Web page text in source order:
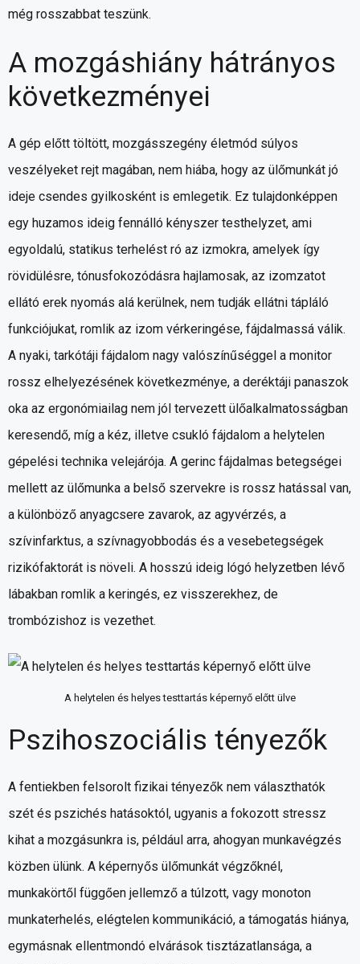
még rosszabbat teszünk.
A mozgáshiány hátrányos
következményei
A gép előtt töltött, mozgásszegény életmód súlyos
veszélyeket rejt magában, nem hiába, hogy az ülőmunkát jó
ideje csendes gyilkosként is emlegetik. Ez tulajdonképpen
egy huzamos ideig fennálló kényszer testhelyzet, ami
egyoldalú, statikus terhelést ró az izmokra, amelyek így
rövidülésre, tónusfokozódásra hajlamosak, az izomzatot
ellátó erek nyomás alá kerülnek, nem tudják ellátni tápláló
funkciójukat, romlik az izom vérkeringése, fájdalmassá válik.
A nyaki, tarkótáji fájdalom nagy valószínűséggel a monitor
rossz elhelyezésének következménye, a deréktáji panaszok
oka az ergonómiailag nem jól tervezett ülőalkalmatosságban
keresendő, míg a kéz, illetve csukló fájdalom a helytelen
gépelési technika velejárója. A gerinc fájdalmas betegségei
mellett az ülőmunka a belső szervekre is rossz hatással van,
a különböző anyagcsere zavarok, az agyvérzés, a
szívinfarktus, a szívnagyobbodás és a vesebetegségek
rizikófaktorát is növeli. A hosszú ideig lógó helyzetben lévő
lábakban romlik a keringés, ez visszerekhez, de
trombózishoz is vezethet.
A helytelen és helyes testtartás képernyő előtt ülve
Pszihoszociális tényezők
A fentiekben felsorolt fizikai tényezők nem választhatók
szét és pszichés hatásoktól, ugyanis a fokozott stressz
kihat a mozgásunkra is, például arra, ahogyan munkavégzés
közben ülünk. A képernyős ülőmunkát végzőknél,
munkakörtől függően jellemző a túlzott, vagy monoton
munkaterhelés, elégtelen kommunikáció, a támogatás hiánya,
egymásnak ellentmondó elvárások tisztázatlansága, a